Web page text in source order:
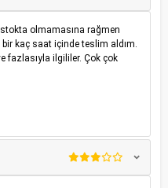
olmamasına rağmen
kaç saat içinde teslim aldım.
fazlasıyla ilgililer. Çok çok